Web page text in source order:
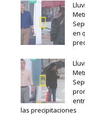
en
las precipitaciones